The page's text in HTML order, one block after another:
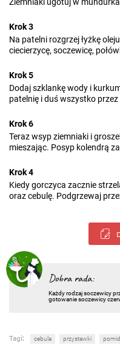
Krok 3
Na patelni rozgrzej łyżkę
ciecierzycę, soczewicę,
Krok 5
Dodaj szklankę wody i
patelnię i duś wszystko
Krok 6
Teraz wsyp ziemniaki i
mieszając. Posyp kolendrą
Krok 4
Kiedy gorczyca zacznie
oraz cebulę. Podgrzewaj
Dobra rada:
Każdy rodzaj soczewicy
gotowanie soczewicy
Tagi: cebula przystawki